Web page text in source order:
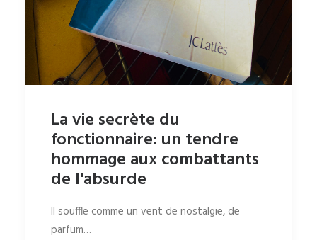
La vie secrète du
fonctionnaire: un tendre
hommage aux combattants
de l'absurde
Il souffle comme un vent de nostalgie, de
parfum…